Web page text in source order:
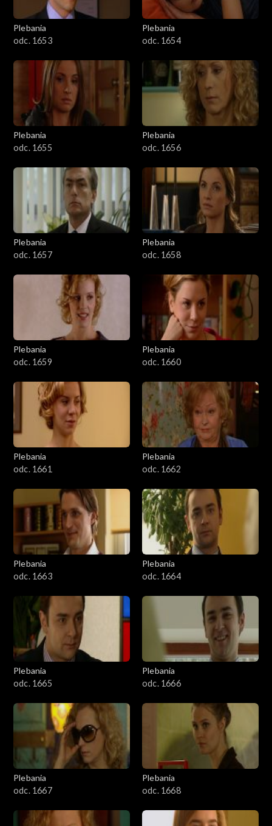
Plebania
odc. 1653
Plebania
odc. 1654
Plebania
odc. 1655
Plebania
odc. 1656
Plebania
odc. 1657
Plebania
odc. 1658
Plebania
odc. 1659
Plebania
odc. 1660
Plebania
odc. 1661
Plebania
odc. 1662
Plebania
odc. 1663
Plebania
odc. 1664
Plebania
odc. 1665
Plebania
odc. 1666
Plebania
odc. 1667
Plebania
odc. 1668